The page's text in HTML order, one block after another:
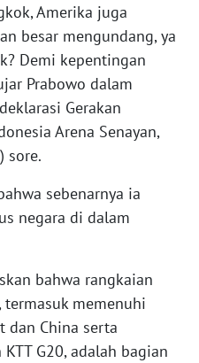
Amerika juga
besar mengundang, ya
Demi kepentingan
Prabowo dalam
Gerakan
Arena Senayan,
sore.
sebenarnya ia
negara di dalam
bahwa rangkaian
memenuhi
dan China serta
G20, adalah bagian